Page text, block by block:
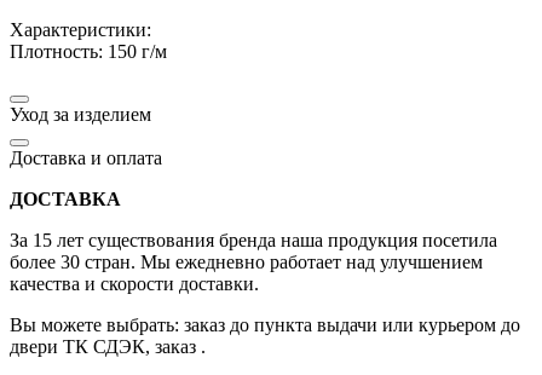
Характеристики:
Плотность: 150 г/м
Уход за изделием
Доставка и оплата
ДОСТАВКА
За 15 лет существования бренда наша продукция посетила
более 30 стран. Мы ежедневно работает над улучшением
качества и скорости доставки.
Вы можете выбрать: заказ до пункта выдачи или курьером до
двери ТК СДЭК, заказ .